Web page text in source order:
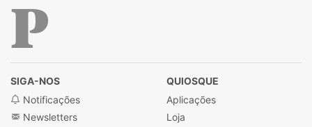
SIGA-NOS
Notificações
Newsletters
QUIOSQUE
Aplicações
Loja